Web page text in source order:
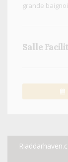
grande
Salle